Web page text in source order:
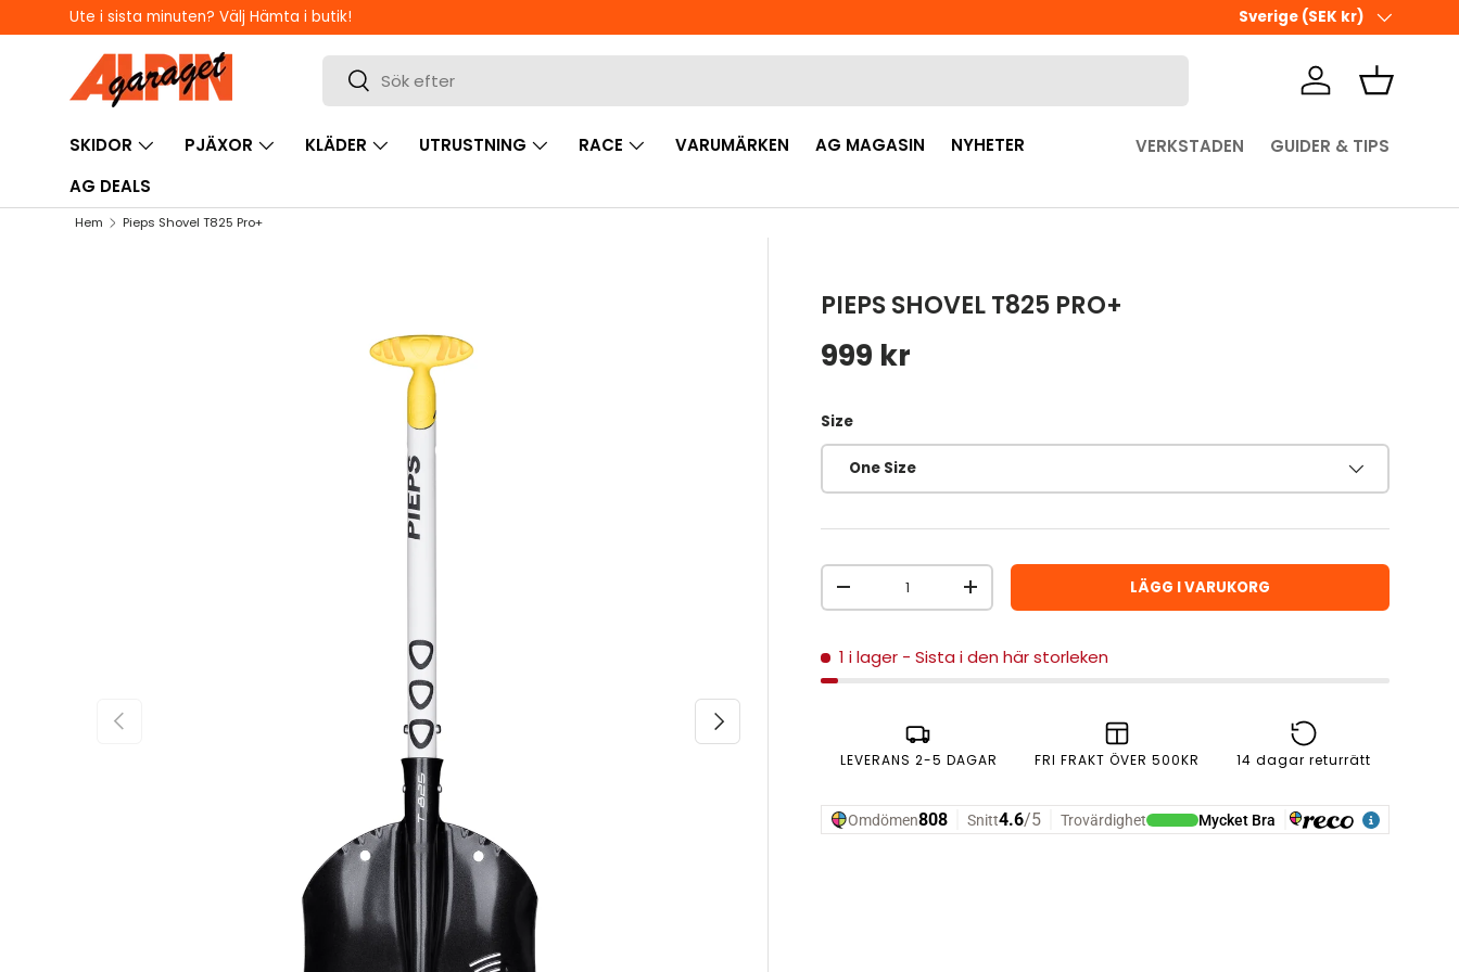
HOPPA TILL INNEHÅLL
Ute i sista minuten? Välj Hämta i butik! Land/Region
Sverige (SEK kr)
Sök
Sök Logga inKorg
SKIDOR PJÄXOR KLÄDER UTRUSTNING RACE VARUMÄRKEN AG MAGASIN
NYHETER
AG DEALS
VERKSTADEN GUIDER & TIPS
Hem Pieps Shovel T825 Pro+
FÖREGÅENDE NÄSTA
PIEPS SHOVEL T825 PRO+
Ordinarie pris
999 kr
Size
One Size
Antal
MINSKA ANTAL
ÖKA ANTAL LÄGG I VARUKORG
1 i lager - Sista i den här storleken
LEVERANS 2-5 DAGAR FRI FRAKT ÖVER 500KR 14 dagar returrätt